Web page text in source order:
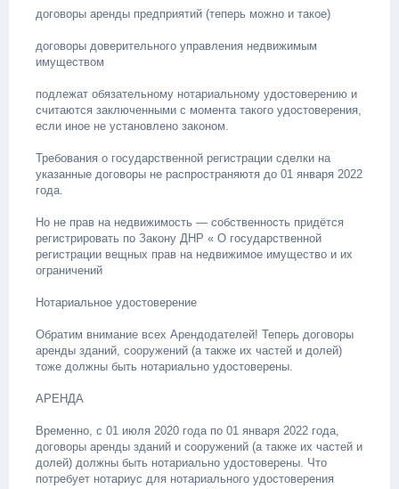
договоры аренды предприятий (теперь можно и такое)
договоры доверительного управления недвижимым
имуществом
подлежат обязательному нотариальному удостоверению и
считаются заключенными с момента такого удостоверения,
если иное не установлено законом.
Требования о государственной регистрации сделки на
указанные договоры не распространяютя до 01 января 2022
года.
Но не прав на недвижимость — собственность придётся
регистрировать по Закону ДНР « О государственной
регистрации вещных прав на недвижимое имущество и их
ограничений
Нотариальное удостоверение
Обратим внимание всех Арендодателей! Теперь договоры
аренды зданий, сооружений (а также их частей и долей)
тоже должны быть нотариально удостоверены.
АРЕНДА
Временно, с 01 июля 2020 года по 01 января 2022 года,
договоры аренды зданий и сооружений (а также их частей и
долей) должны быть нотариально удостоверены. Что
потребует нотариус для нотариального удостоверения